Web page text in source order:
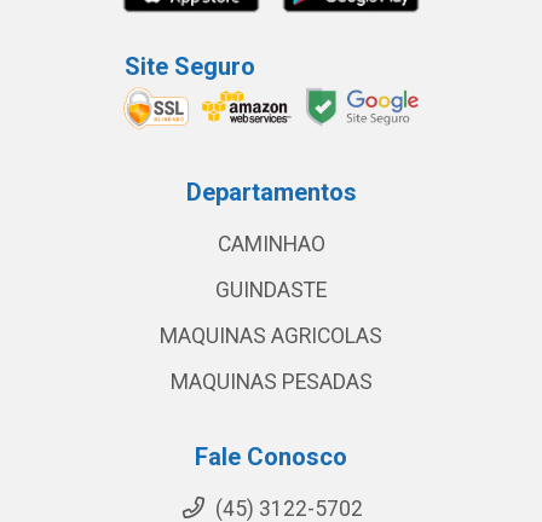
Site Seguro
Departamentos
CAMINHAO
GUINDASTE
MAQUINAS AGRICOLAS
MAQUINAS PESADAS
Fale Conosco
(45) 3122-5702